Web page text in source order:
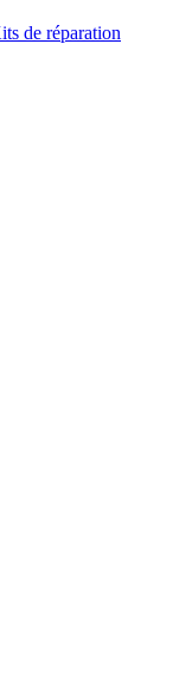
de réparation